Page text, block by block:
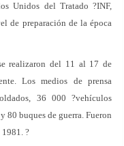
Unidos del Tratado ?INF,
de preparación de la época
realizaron del 11 al 17 de
Los medios de prensa
36 000 ?vehículos
80 buques de guerra. Fueron
1981. ?